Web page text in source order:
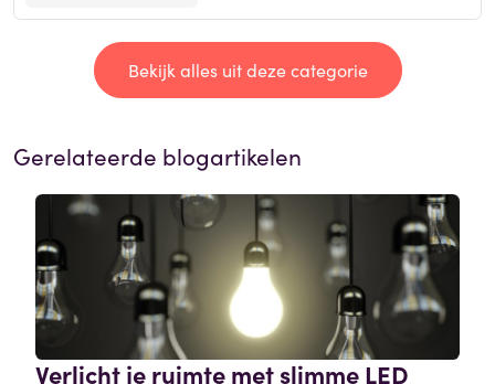
Bekijk alles uit deze categorie
Gerelateerde blogartikelen
Verlicht je ruimte met slimme LED